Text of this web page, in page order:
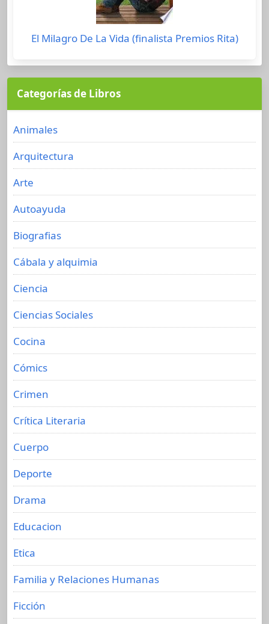
El Milagro De La Vida (finalista Premios Rita)
Categorías de Libros
Animales
Arquitectura
Arte
Autoayuda
Biografias
Cábala y alquimia
Ciencia
Ciencias Sociales
Cocina
Cómics
Crimen
Crítica Literaria
Cuerpo
Deporte
Drama
Educacion
Etica
Familia y Relaciones Humanas
Ficción